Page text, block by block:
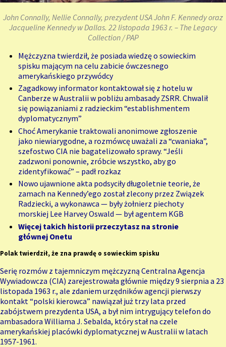
John Connally, Nellie Connally, prezydent USA John F. Kennedy oraz
Jacqueline Kennedy w Dallas. 22 listopada 1963 r. – The Legacy
Collection / PAP
Mężczyzna twierdził, że posiada wiedzę o sowieckim
spisku mającym na celu zabicie ówczesnego
amerykańskiego przywódcy
Zagadkowy informator kontaktował się z hotelu w
Canberze w Australii w pobliżu ambasady ZSRR. Chwalił
się powiązaniami z radzieckim “establishmentem
dyplomatycznym”
Choć Amerykanie traktowali anonimowe zgłoszenie
jako niewiarygodne, a rozmówcę uważali za “cwaniaka”,
szefostwo CIA nie bagatelizowało sprawy. “Jeśli
zadzwoni ponownie, zróbcie wszystko, aby go
zidentyfikować” – padł rozkaz
Nowo ujawnione akta podsyciły długoletnie teorie, że
zamach na Kennedy’ego został zlecony przez Związek
Radziecki, a wykonawca — były żołnierz piechoty
morskiej Lee Harvey Oswald — był agentem KGB
Więcej takich historii przeczytasz na stronie
głównej Onetu
Polak twierdził, że zna prawdę o sowieckim spisku
Serię rozmów z tajemniczym mężczyzną Centralna Agencja
Wywiadowcza (CIA) zarejestrowała głównie między 9 sierpnia a 23
listopada 1963 r., ale zdaniem urzędników agencji pierwszy
kontakt “polski kierowca” nawiązał już trzy lata przed
zabójstwem prezydenta USA, a był nim intrygujący telefon do
ambasadora Williama J. Sebalda, który stał na czele
amerykańskiej placówki dyplomatycznej w Australii w latach
1957-1961.